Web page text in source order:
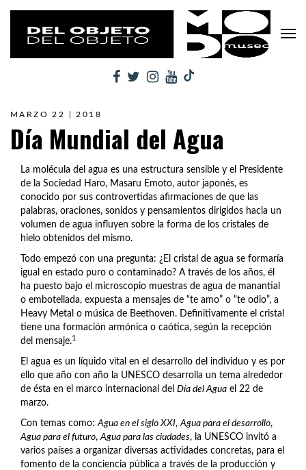
MARZO 22 | 2018
Día Mundial del Agua
La molécula del agua es una estructura sensible y el Presidente
de la Sociedad Haro, Masaru Emoto, autor japonés, es
conocido por sus controvertidas afirmaciones de que las
palabras, oraciones, sonidos y pensamientos dirigidos hacia un
volumen de agua influyen sobre la forma de los cristales de
hielo obtenidos del mismo.
Todo empezó con una pregunta: ¿El cristal de agua se formaría
igual en estado puro o contaminado? A través de los años, él
ha puesto bajo el microscopio muestras de agua de manantial
o embotellada, expuesta a mensajes de “te amo” o “te odio”, a
Heavy Metal o música de Beethoven. Definitivamente el cristal
tiene una formación armónica o caótica, según la recepción
del mensaje.1
El agua es un líquido vital en el desarrollo del individuo y es por
ello que año con año la UNESCO desarrolla un tema alrededor
de ésta en el marco internacional del Día del Agua el 22 de
marzo.
Con temas como:Agua en el siglo XXI,Agua para el desarrollo,
Agua para el futuro,Agua para las ciudades, la UNESCO invitó a
varios países a organizar diversas actividades concretas, para el
fomento de la conciencia pública a través de la producción y